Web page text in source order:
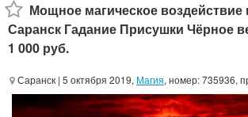
Мощное магическое воздействие
Саранск Гадание Присушки Чёрное
1 000 руб.
Саранск | 5 октября 2019, Магия, номер: 735936,